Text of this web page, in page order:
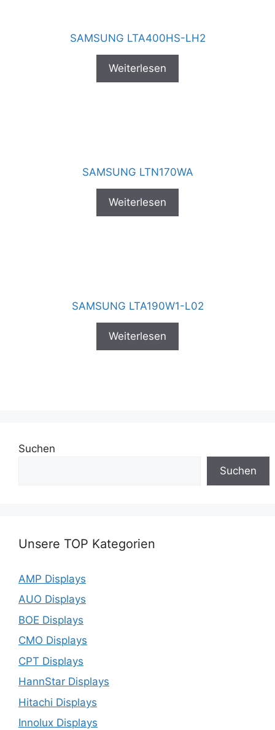
SAMSUNG LTA400HS-LH2
Weiterlesen
SAMSUNG LTN170WA
Weiterlesen
SAMSUNG LTA190W1-L02
Weiterlesen
Suchen
Suchen
Unsere TOP Kategorien
AMP Displays
AUO Displays
BOE Displays
CMO Displays
CPT Displays
HannStar Displays
Hitachi Displays
Innolux Displays